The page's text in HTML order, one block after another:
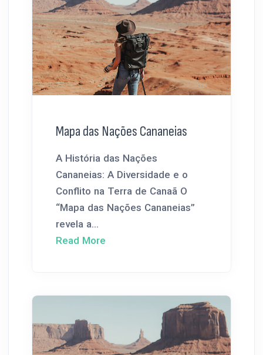
Mapa das Nações Cananeias
A História das Nações
Cananeias: A Diversidade e o
Conflito na Terra de Canaã O
“Mapa das Nações Cananeias”
revela a...
Read More